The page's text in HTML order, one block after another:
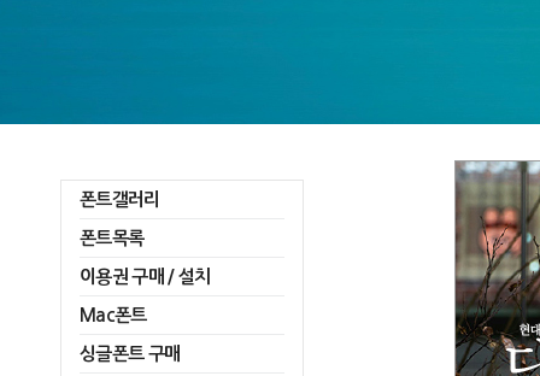
폰트갤러리
폰트목록
이용권 구매 / 설치
Mac폰트
싱글폰트 구매